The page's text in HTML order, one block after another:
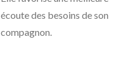
écoute des besoins de son
compagnon.